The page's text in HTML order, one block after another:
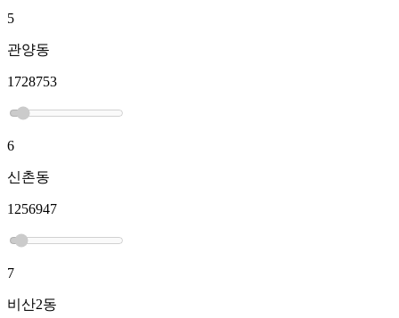
5
관양동
1728753
6
신촌동
1256947
7
비산2동